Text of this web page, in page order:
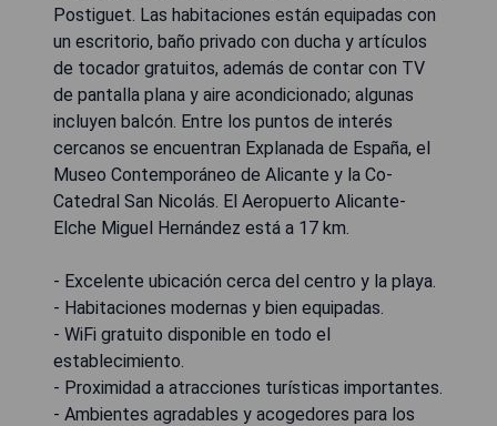
Postiguet. Las habitaciones están equipadas con
un escritorio, baño privado con ducha y artículos
de tocador gratuitos, además de contar con TV
de pantalla plana y aire acondicionado; algunas
incluyen balcón. Entre los puntos de interés
cercanos se encuentran Explanada de España, el
Museo Contemporáneo de Alicante y la Co-
Catedral San Nicolás. El Aeropuerto Alicante-
Elche Miguel Hernández está a 17 km.
- Excelente ubicación cerca del centro y la playa.
- Habitaciones modernas y bien equipadas.
- WiFi gratuito disponible en todo el
establecimiento.
- Proximidad a atracciones turísticas importantes.
- Ambientes agradables y acogedores para los